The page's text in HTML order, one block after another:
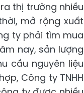
thị trường nhiều
mở rộng xuất
ty phải tìm mua
nay, sản lượng
cầu nguyên liệu
Công ty TNHH